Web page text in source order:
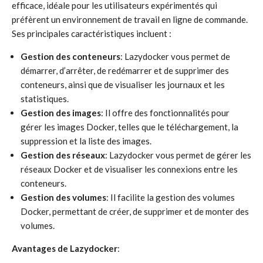
efficace, idéale pour les utilisateurs expérimentés qui
préfèrent un environnement de travail en ligne de commande.
Ses principales caractéristiques incluent :
Gestion des conteneurs: Lazydocker vous permet de
démarrer, d’arrêter, de redémarrer et de supprimer des
conteneurs, ainsi que de visualiser les journaux et les
statistiques.
Gestion des images: Il offre des fonctionnalités pour
gérer les images Docker, telles que le téléchargement, la
suppression et la liste des images.
Gestion des réseaux: Lazydocker vous permet de gérer les
réseaux Docker et de visualiser les connexions entre les
conteneurs.
Gestion des volumes: Il facilite la gestion des volumes
Docker, permettant de créer, de supprimer et de monter des
volumes.
Avantages de Lazydocker: